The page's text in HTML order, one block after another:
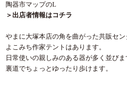
陶器市マップのL
＞出店者情報はコチラ
やまに大塚本店の角を曲がった共販セ
よこみち作家テントはあります。
日常使いの親しみのある器が多く並びま
裏道でちょっとゆったり歩けます。